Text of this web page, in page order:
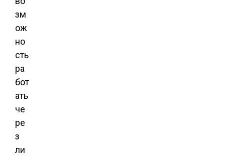
зм
ож
но
сть
ра
бот
ать
че
ре
з
ли